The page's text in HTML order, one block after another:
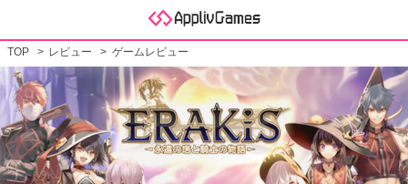
TOP レビュー ゲームレビュー